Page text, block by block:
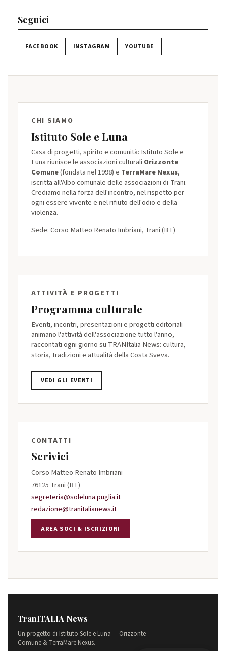
Seguici
FACEBOOK INSTAGRAM YOUTUBE
CHI SIAMO
Istituto Sole e Luna
Casa di progetti, spirito e comunità: Istituto Sole e
Luna riunisce le associazioni culturali Orizzonte
Comune(fondata nel 1998) e TerraMare Nexus,
iscritta all'Albo comunale delle associazioni di Trani.
Crediamo nella forza dell'incontro, nel rispetto per
ogni essere vivente e nel rifiuto dell'odio e della
violenza.
Sede: Corso Matteo Renato Imbriani, Trani (BT)
ATTIVITÀ E PROGETTI
Programma culturale
Eventi, incontri, presentazioni e progetti editoriali
animano l'attività dell'associazione tutto l'anno,
raccontati ogni giorno su TRANItalia News: cultura,
storia, tradizioni e attualità della Costa Sveva.
VEDI GLI EVENTI
CONTATTI
Scrivici
Corso Matteo Renato Imbriani
76125 Trani (BT)
segreteria@soleluna.puglia.it
redazione@tranitalianews.it
AREA SOCI & ISCRIZIONI
TranITALIA News
Un progetto di Istituto Sole e Luna — Orizzonte
Comune & TerraMare Nexus.